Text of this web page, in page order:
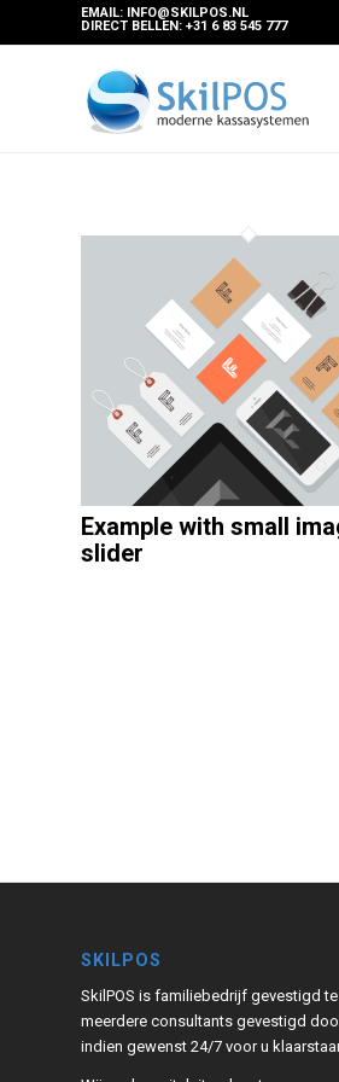
EMAIL: INFO@SKILPOS.NL
DIRECT BELLEN: +31 6 83 545 777
Example with small
slider
SKILPOS
SkilPOS is familiebedrijf gevestigd
meerdere consultants gevestigd
indien gewenst 24/7 voor u